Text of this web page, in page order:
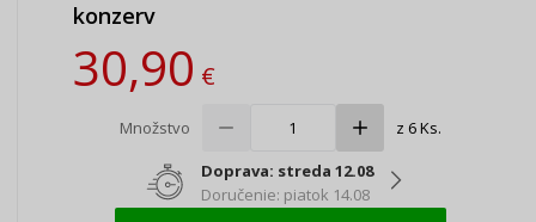
konzerv
30,90€
Množstvo z 6 Ks.
Doprava: streda 12.08
Doručenie: piatok 14.08